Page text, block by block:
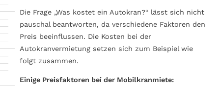
Die Frage „Was kostet ein Autokran?“ lässt sich nicht
pauschal beantworten, da verschiedene Faktoren den
Preis beeinflussen. Die Kosten bei der
Autokranvermietung setzen sich zum Beispiel wie
folgt zusammen.
Einige Preisfaktoren bei der Mobilkranmiete: